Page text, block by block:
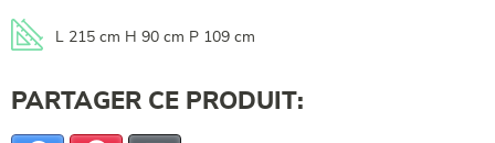
L 215 cm H 90 cm P 109 cm
PARTAGER CE PRODUIT: